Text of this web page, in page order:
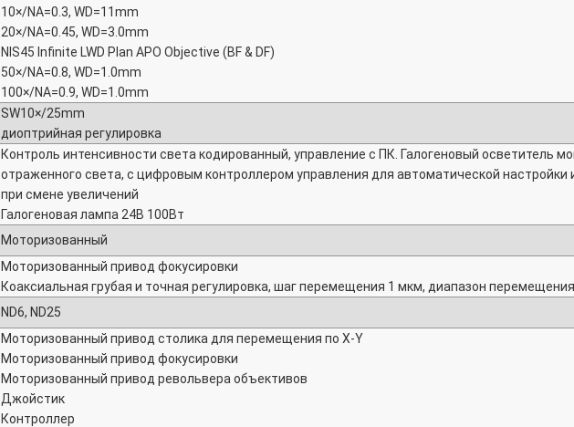
10×/NA=0.3, WD=11mm
20×/NA=0.45, WD=3.0mm
NIS45 Infinite LWD Plan APO Objective (BF & DF)
50×/NA=0.8, WD=1.0mm
100×/NA=0.9, WD=1.0mm
SW10×/25mm
диоптрийная регулировка
Контроль интенсивности света кодированный, управление с ПК. Галогеновый осветитель
отраженного света, с цифровым контроллером управления для автоматической настройки
при смене увеличений
Галогеновая лампа 24В 100Вт
Моторизованный
Моторизованный привод фокусировки
Коаксиальная грубая и точная регулировка, шаг перемещения 1 мкм, диапазон
ND6, ND25
Моторизованный привод столика для перемещения по X-Y
Моторизованный привод фокусировки
Моторизованный привод револьвера объективов
Джойстик
Контроллер